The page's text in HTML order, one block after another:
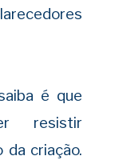
é que
resistir
criação.